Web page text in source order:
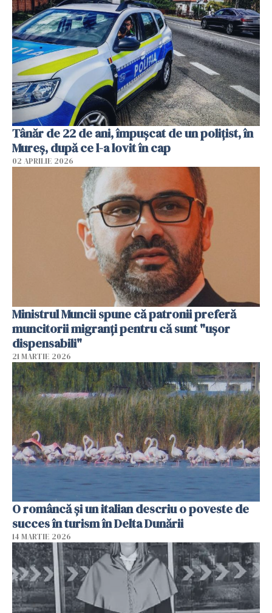
Tânăr de 22 de ani, împușcat de un polițist, în
Mureș, după ce l-a lovit în cap
02 APRILIE 2026
Ministrul Muncii spune că patronii preferă
muncitorii migranți pentru că sunt "uşor
dispensabili"
21 MARTIE 2026
O româncă și un italian descriu o poveste de
succes în turism în Delta Dunării
14 MARTIE 2026